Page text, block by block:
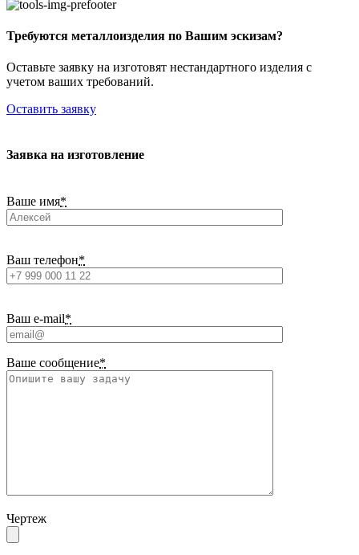
Требуются металлоизделия по Вашим эскизам?
Оставьте заявку на изготовят нестандартного изделия с
учетом ваших требований.
Оставить заявку
Заявка на изготовление
Ваше имя*
Ваш телефон*
Ваш e-mail*
Ваше сообщение*
Чертеж